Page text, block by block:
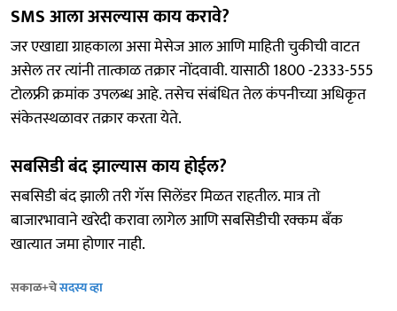
SMS आला असल्यास काय करावे?
जर एखाद्या ग्राहकाला असा मेसेज आल आणि माहिती चुकीची वाटत
असेल तर त्यांनी तात्काळ तक्रार नोंदवावी. यासाठी 1800 -2333-555
टोलफ्री क्रमांक उपलब्ध आहे. तसेच संबंधित तेल कंपनीच्या अधिकृत
संकेतस्थळावर तक्रार करता येते.
सबसिडी बंद झाल्यास काय होईल?
सबसिडी बंद झाली तरी गॅस सिलेंडर मिळत राहतील. मात्र तो
बाजारभावाने खरेदी करावा लागेल आणि सबसिडीची रक्कम बँक
खात्यात जमा होणार नाही.
सकाळ+चेसदस्य व्हा